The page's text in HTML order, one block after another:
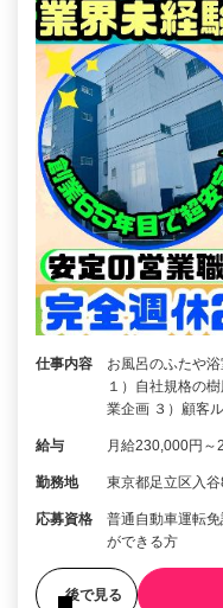
仕事内容
お風呂のふたや
１）自社規格の
業企画 ３）顧客
給与 月給230,000円～
勤務地 東京都足立区入
応募資格
普通自動車運転
ができる方
後で見る